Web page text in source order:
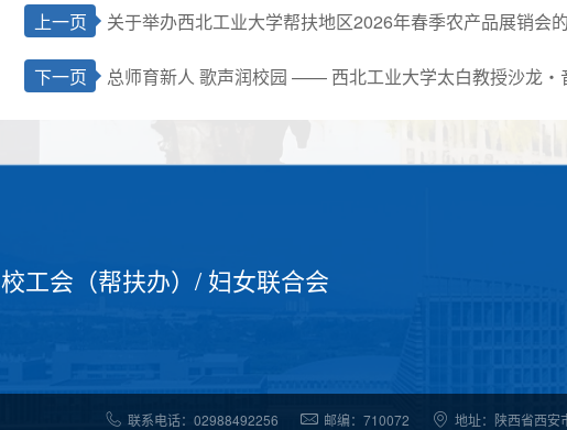
上一页 关于举办西北工业大学帮扶地区2026年春季农产品展销会
下一页 总师育新人 歌声润校园 —— 西北工业大学太白教
校工会（帮扶办） / 妇女联合会
联系电话：02988492256 邮编：710072 地址：陕西省西安